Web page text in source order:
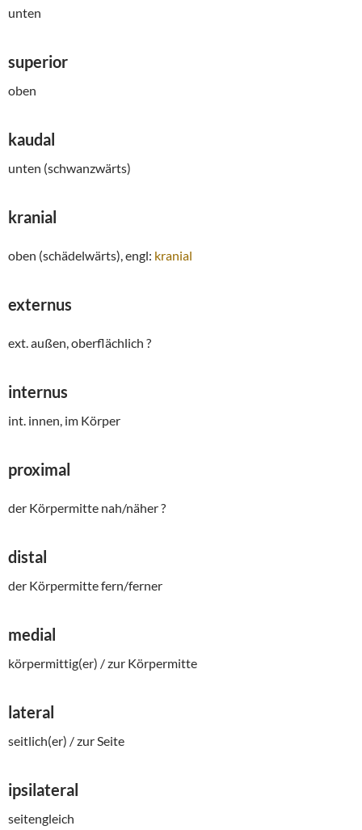
unten
superior
oben
kaudal
unten (schwanzwärts)
kranial
oben (schädelwärts), engl: kranial
externus
ext. außen, oberflächlich ?
internus
int. innen, im Körper
proximal
der Körpermitte nah/näher ?
distal
der Körpermitte fern/ferner
medial
körpermittig(er) / zur Körpermitte
lateral
seitlich(er) / zur Seite
ipsilateral
seitengleich